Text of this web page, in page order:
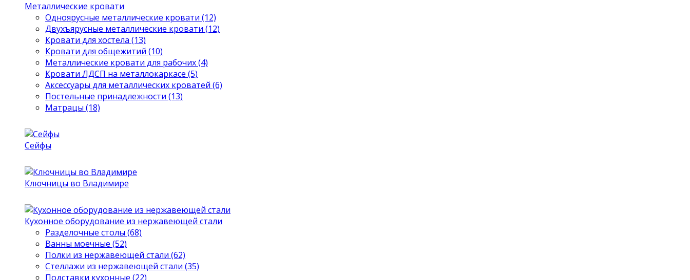
Металлические кровати
Одноярусные металлические кровати (12)
Двухъярусные металлические кровати (12)
Кровати для хостела (13)
Кровати для общежитий (10)
Металлические кровати для рабочих (4)
Кровати ЛДСП на металлокаркасе (5)
Аксессуары для металлических кроватей (6)
Постельные принадлежности (13)
Матрацы (18)
Сейфы
Ключницы во Владимире
Кухонное оборудование из нержавеющей стали
Разделочные столы (68)
Ванны моечные (52)
Полки из нержавеющей стали (62)
Стеллажи из нержавеющей стали (35)
Подставки кухонные (22)